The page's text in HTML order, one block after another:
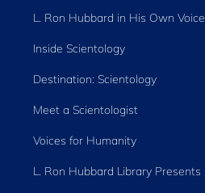
L. Ron Hubbard in His Own Voice
Inside Scientology
Destination: Scientology
Meet a Scientologist
Voices for Humanity
L. Ron Hubbard Library Presents